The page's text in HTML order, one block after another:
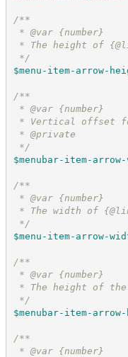
/**
* @var {number}
* The height of
*/
$menu-item-arrow-
/**
* @var {number}
* Vertical offset
* @private
*/
$menubar-item-
/**
* @var {number}
* The width of
*/
$menu-item-arrow-
/**
* @var {number}
* The height of the
*/
$menubar-item-
/**
* @var {number}